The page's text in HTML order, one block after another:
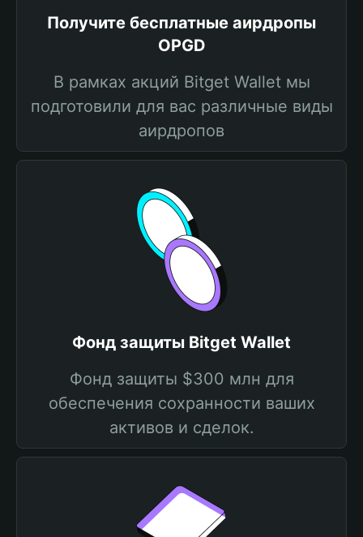
Получите бесплатные аирдропы
OPGD
В рамках акций Bitget Wallet мы
подготовили для вас различные виды
аирдропов
Фонд защиты Bitget Wallet
Фонд защиты $300 млн для
обеспечения сохранности ваших
активов и сделок.